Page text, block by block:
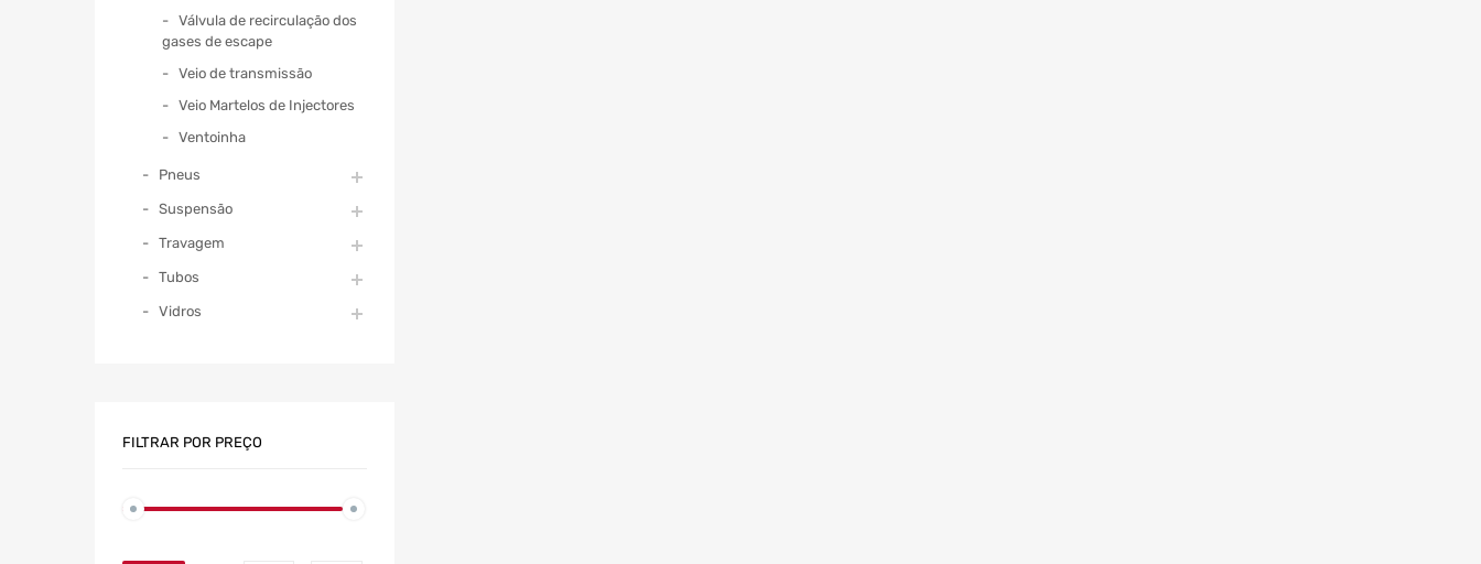
Válvula de recirculação dos
gases de escape
Veio de transmissão
Veio Martelos de Injectores
Ventoinha
Pneus
Suspensão
Travagem
Tubos
Vidros
FILTRAR POR PREÇO